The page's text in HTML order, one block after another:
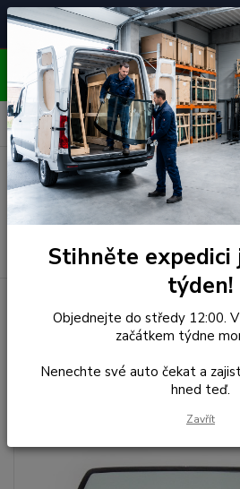
🚘
Čelní skla pro
unikátní vozy
📞
Poradenství
ZDARMA
OBJEDNÁVEJTE DO STŘEDY
Čelní Sklo -
BEZ GPS-a
Stihněte
týden!
Objednejte do středy 12:00.
začátkem týdne
Nenechte své auto čekat a
hned teď.
Zavřít